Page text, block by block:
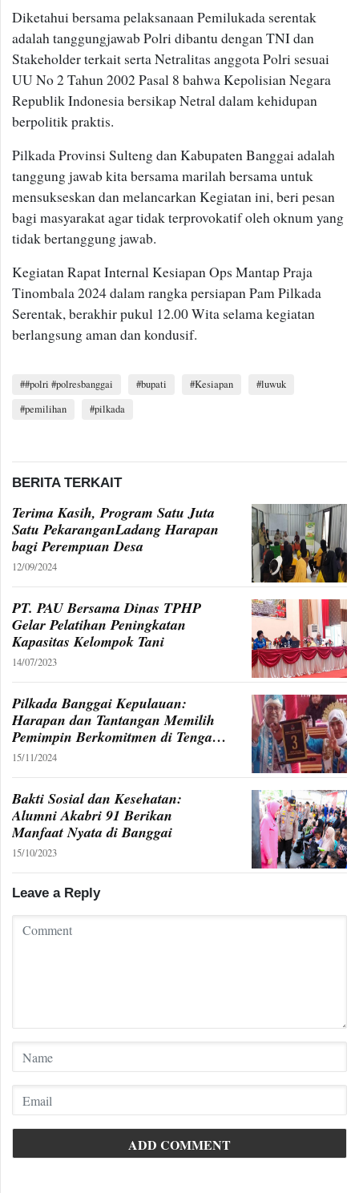
Diketahui bersama pelaksanaan Pemilukada serentak
adalah tanggungjawab Polri dibantu dengan TNI dan
Stakeholder terkait serta Netralitas anggota Polri sesuai
UU No 2 Tahun 2002 Pasal 8 bahwa Kepolisian Negara
Republik Indonesia bersikap Netral dalam kehidupan
berpolitik praktis.
Pilkada Provinsi Sulteng dan Kabupaten Banggai adalah
tanggung jawab kita bersama marilah bersama untuk
mensukseskan dan melancarkan Kegiatan ini, beri pesan
bagi masyarakat agar tidak terprovokatif oleh oknum yang
tidak bertanggung jawab.
Kegiatan Rapat Internal Kesiapan Ops Mantap Praja
Tinombala 2024 dalam rangka persiapan Pam Pilkada
Serentak, berakhir pukul 12.00 Wita selama kegiatan
berlangsung aman dan kondusif.
#polri #polresbanggai bupati Kesiapan
luwuk
pemilihan
pilkada
BERITA TERKAIT
Terima Kasih, Program Satu Juta
Satu PekaranganLadang Harapan
bagi Perempuan Desa
12/09/2024
PT. PAU Bersama Dinas TPHP
Gelar Pelatihan Peningkatan
Kapasitas Kelompok Tani
14/07/2023
Pilkada Banggai Kepulauan:
Harapan dan Tantangan Memilih
Pemimpin Berkomitmen di Tengah
Kompleksitas Daerah
15/11/2024
Bakti Sosial dan Kesehatan:
Alumni Akabri 91 Berikan
Manfaat Nyata di Banggai
15/10/2023
Leave a Reply